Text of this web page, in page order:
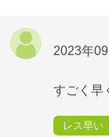
2023年
すごく早
レス早い